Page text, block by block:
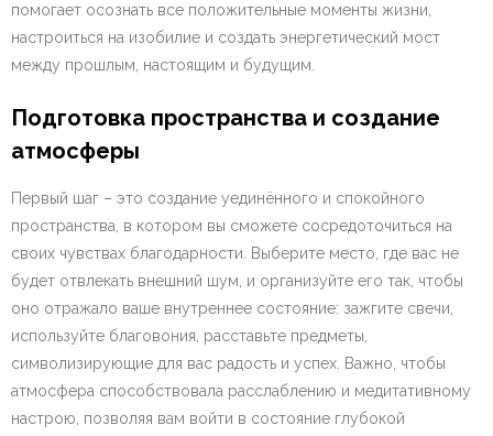
помогает осознать все положительные моменты жизни,
настроиться на изобилие и создать энергетический мост
между прошлым, настоящим и будущим.
Подготовка пространства и создание
атмосферы
Первый шаг – это создание уединённого и спокойного
пространства, в котором вы сможете сосредоточиться на
своих чувствах благодарности. Выберите место, где вас не
будет отвлекать внешний шум, и организуйте его так, чтобы
оно отражало ваше внутреннее состояние: зажгите свечи,
используйте благовония, расставьте предметы,
символизирующие для вас радость и успех. Важно, чтобы
атмосфера способствовала расслаблению и медитативному
настрою, позволяя вам войти в состояние глубокой